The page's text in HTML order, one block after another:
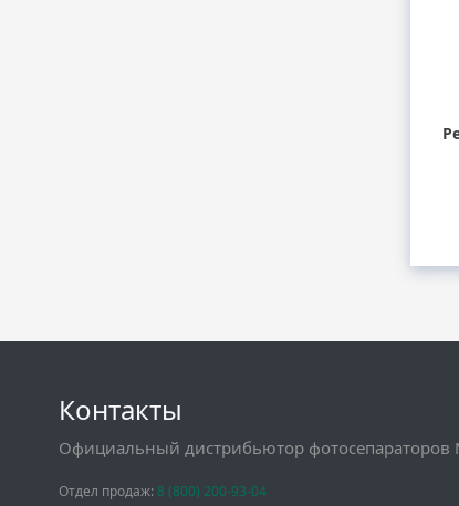
Контакты
Официальный дистрибьютор
Отдел продаж: 8 (800) 200-93-04